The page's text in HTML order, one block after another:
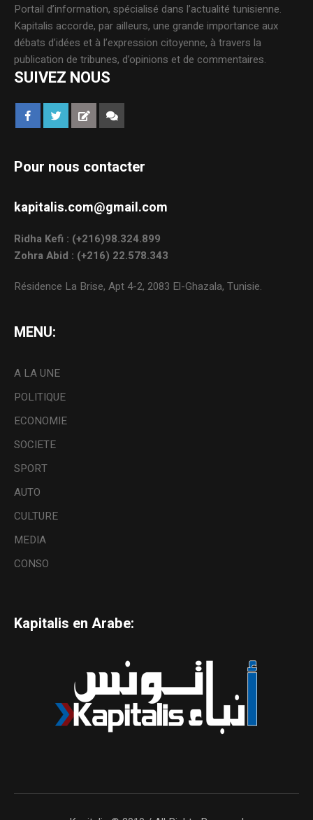
Portail d’information, spécialisé dans l’actualité tunisienne.
Kapitalis accorde, par ailleurs, une grande importance aux
débats d’idées et à l’expression citoyenne, à travers la
publication de tribunes, d’opinions et de commentaires.
SUIVEZ NOUS
Pour nous contacter
kapitalis.com@gmail.com
Ridha Kefi : (+216)98.324.899
Zohra Abid : (+216) 22.578.343
Résidence La Brise, Apt 4-2, 2083 El-Ghazala, Tunisie.
MENU:
A LA UNE
POLITIQUE
ECONOMIE
SOCIETE
SPORT
AUTO
CULTURE
MEDIA
CONSO
Kapitalis en Arabe: